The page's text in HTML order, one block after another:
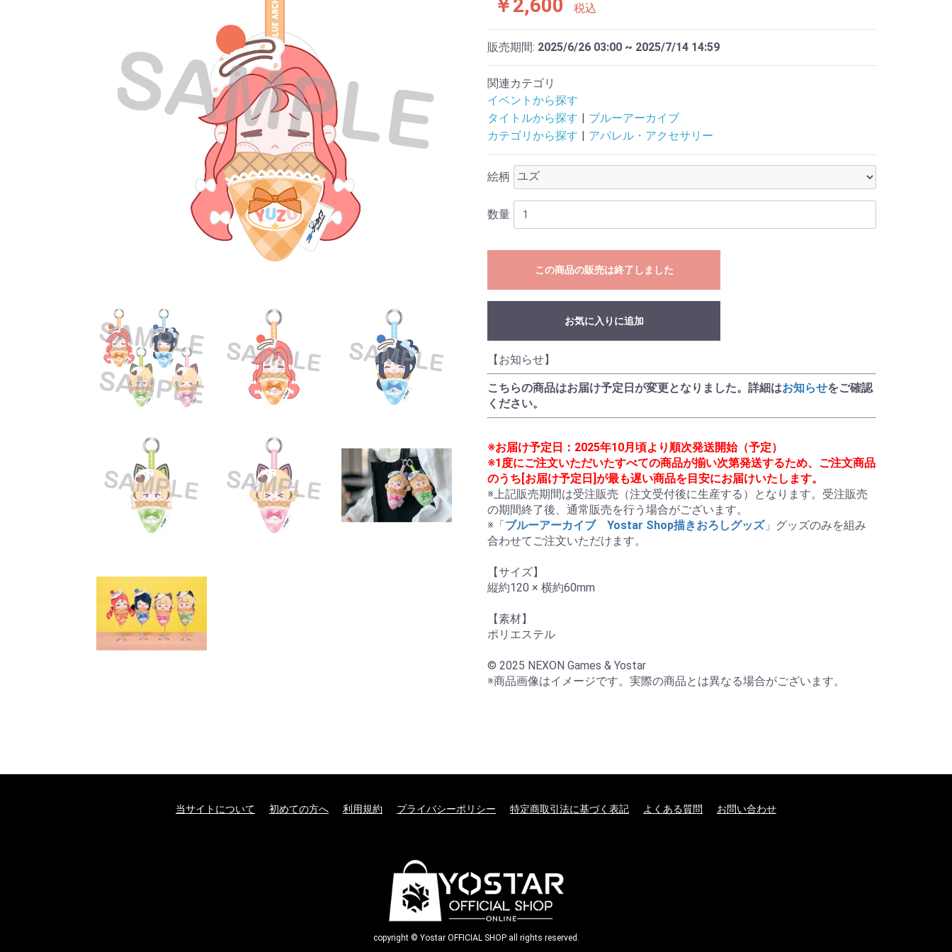
￥2,600 税込
販売期間: 2025/6/26 03:00 ~ 2025/7/14 14:59
関連カテゴリ
イベントから探す
タイトルから探す
ブルーアーカイブ
カテゴリから探す
アパレル・アクセサリー
絵柄
数量
この商品の販売は終了しました
お気に入りに追加
【お知らせ】
こちらの商品はお届け予定日が変更となりました。詳細はお知らせをご確認
ください。
※お届け予定日：2025年10月頃より順次発送開始（予定）
※1度にご注文いただいたすべての商品が揃い次第発送するため、ご注文商品
のうち[お届け予定日]が最も遅い商品を目安にお届けいたします。
※上記販売期間は受注販売（注文受付後に生産する）となります。受注販売
の期間終了後、通常販売を行う場合がございます。
※「ブルーアーカイブ　Yostar Shop描きおろしグッズ」グッズのみを組み
合わせてご注文いただけます。
【サイズ】
縦約120 × 横約60mm
【素材】
ポリエステル
© 2025 NEXON Games & Yostar
※商品画像はイメージです。実際の商品とは異なる場合がございます。
当サイトについて 初めての方へ 利用規約 プライバシーポリシー 特定商取引法に基づく表記 よくある質問 お問い合わせ
copyright © Yostar OFFICIAL SHOP all rights reserved.